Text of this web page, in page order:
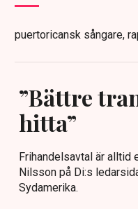
puertoricansk sångare,
”Bättre
hitta”
Frihandelsavtal är alltid
Nilsson på Di:s
Sydamerika.